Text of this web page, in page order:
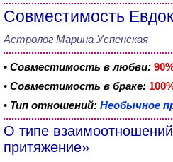
Совместимость
Астролог Марина Успенская
• Совместимость в любви:
• Совместимость в браке:
• Тип отношений: Необычное
О типе
притяжение»